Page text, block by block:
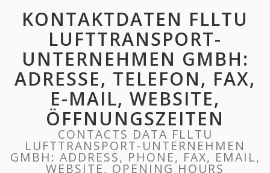
KONTAKTDATEN FLLTU
LUFTTRANSPORT-
UNTERNEHMEN GMBH:
ADRESSE, TELEFON, FAX,
E-MAIL, WEBSITE,
ÖFFNUNGSZEITEN
CONTACTS DATA FLLTU
LUFTTRANSPORT-UNTERNEHMEN
GMBH: ADDRESS, PHONE, FAX, EMAIL,
WEBSITE, OPENING HOURS